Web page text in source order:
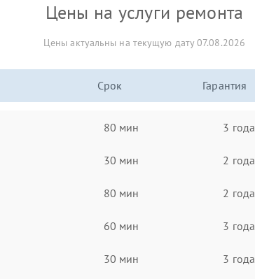
Цены на услуги ремонта
Цены актуальны на текущую дату 07.08.2026
Срок Гарантия
80 мин 3 года
30 мин 2 года
80 мин 2 года
60 мин 3 года
30 мин 3 года